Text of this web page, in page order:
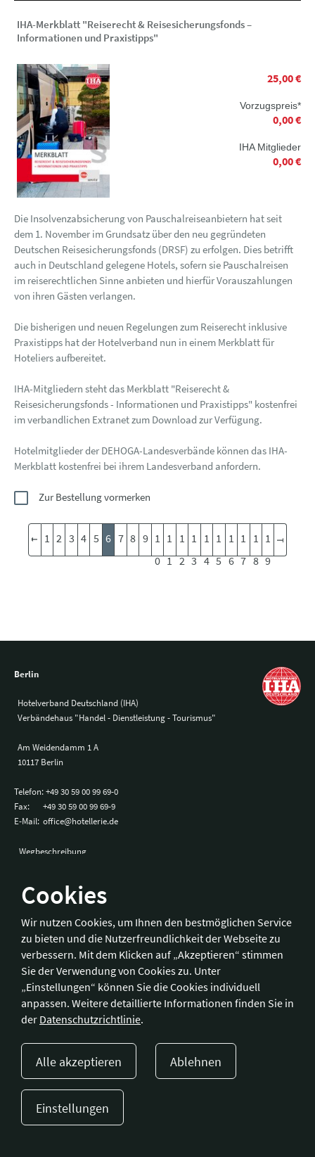
Cookies
Wir nutzen Cookies, um Ihnen den bestmöglichen Service
zu bieten und die Nutzerfreundlichkeit der Webseite zu
verbessern. Mit dem Klicken auf „Akzeptieren“ stimmen
Sie der Verwendung von Cookies zu. Unter
„Einstellungen“ können Sie die Cookies individuell
anpassen. Weitere detaillierte Informationen finden Sie in
der Datenschutzrichtlinie.
Alle akzeptieren Ablehnen
Einstellungen
IHA-Merkblatt "Reiserecht & Reisesicherungsfonds –
Informationen und Praxistipps"
25,00 €
Vorzugspreis*
0,00 €
IHA Mitglieder
0,00 €
Die Insolvenzabsicherung von Pauschalreiseanbietern hat seit
dem 1. November im Grundsatz über den neu gegründeten
Deutschen Reisesicherungsfonds (DRSF) zu erfolgen. Dies betrifft
auch in Deutschland gelegene Hotels, sofern sie Pauschalreisen
im reiserechtlichen Sinne anbieten und hierfür Vorauszahlungen
von ihren Gästen verlangen.
Die bisherigen und neuen Regelungen zum Reiserecht inklusive
Praxistipps hat der Hotelverband nun in einem Merkblatt für
Hoteliers aufbereitet.
IHA-Mitgliedern steht das Merkblatt "Reiserecht &
Reisesicherungsfonds - Informationen und Praxistipps" kostenfrei
im verbandlichen Extranet zum Download zur Verfügung.
Hotelmitglieder der DEHOGA-Landesverbände können das IHA-
Merkblatt kostenfrei bei ihrem Landesverband anfordern.
Zur Bestellung vormerken
1 2 3 4 5 6 7 8 9 1
0
1
1
1
2
1
3
1
4
1
5
1
6
1
7
1
8
1
9
Berlin
Hotelverband Deutschland (IHA)
Verbändehaus "Handel - Dienstleistung - Tourismus"
Am Weidendamm 1 A
10117 Berlin
Telefon:+49 30 59 00 99 69-0
Fax:
+49 30 59 00 99 69-9
E-Mail: office@hotellerie.de
Wegbeschreibung
Hotelverband Deutschland (IHA) / IHA-Service GmbH
Kronprinzenstraße 37
53173 Bonn
Telefon:
Fax:
+49 228 92 39 29-9
E-Mail:bonn@hotellerie.de
Wegbeschreibung
Presse Kontakt
Cookie-Einstellungen